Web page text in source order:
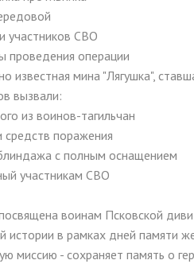
участников СВО
проведения операции
известная мина "Лягушка",
вызвали:
из воинов-тагильчан
поражения
с полным оснащением
участникам СВО
воинам Псковской
истории в рамках дней памяти
миссию - сохраняет память о